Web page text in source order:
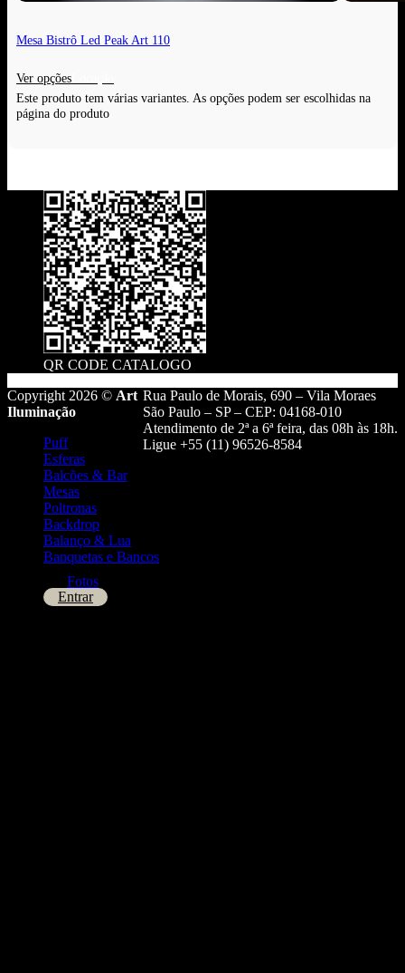
Mesa Bistrô Led Peak Art 110
Ver opções
Este produto tem várias variantes. As opções podem ser escolhidas na
página do produto
QR CODE CATALOGO
Rua Paulo de Morais, 690 – Vila Moraes
São Paulo – SP – CEP: 04168-010
Atendimento de 2ª a 6ª feira, das 08h às 18h.
Ligue +55 (11) 96526-8584
Copyright 2026 © Art
Iluminação
Puff
Esferas
Balcões & Bar
Mesas
Poltronas
Backdrop
Balanço & Lua
Banquetas e Bancos
Fotos
Entrar